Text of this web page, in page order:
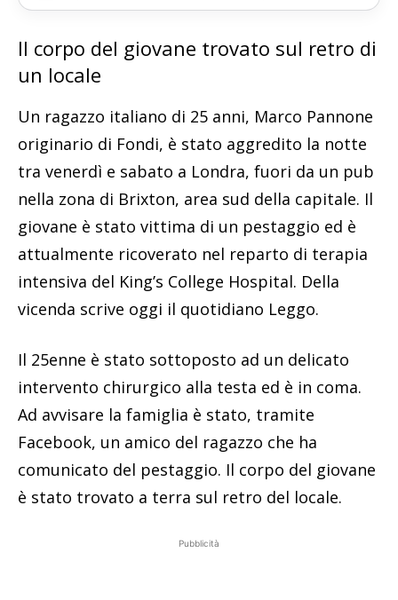
Il corpo del giovane trovato sul retro di
un locale
Un ragazzo italiano di 25 anni, Marco Pannone
originario di Fondi, è stato aggredito la notte
tra venerdì e sabato a Londra, fuori da un pub
nella zona di Brixton, area sud della capitale. Il
giovane è stato vittima di un pestaggio ed è
attualmente ricoverato nel reparto di terapia
intensiva del King’s College Hospital. Della
vicenda scrive oggi il quotidiano Leggo.
Il 25enne è stato sottoposto ad un delicato
intervento chirurgico alla testa ed è in coma.
Ad avvisare la famiglia è stato, tramite
Facebook, un amico del ragazzo che ha
comunicato del pestaggio. Il corpo del giovane
è stato trovato a terra sul retro del locale.
Pubblicità